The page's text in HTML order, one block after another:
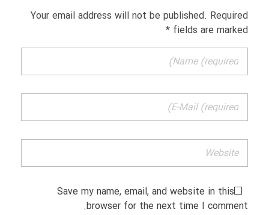
Your email address will not be published. Required
fields are marked *
Save my name, email, and website in this
browser for the next time I comment.